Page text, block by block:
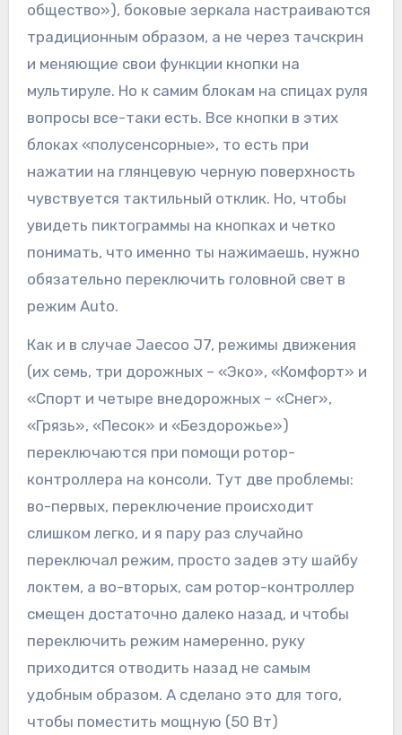
общество»), боковые зеркала настраиваются
традиционным образом, а не через тачскрин
и меняющие свои функции кнопки на
мультируле. Но к самим блокам на спицах руля
вопросы все-таки есть. Все кнопки в этих
блоках «полусенсорные», то есть при
нажатии на глянцевую черную поверхность
чувствуется тактильный отклик. Но, чтобы
увидеть пиктограммы на кнопках и четко
понимать, что именно ты нажимаешь, нужно
обязательно переключить головной свет в
режим Auto.
Как и в случае Jaecoo J7, режимы движения
(их семь, три дорожных – «Эко», «Комфорт» и
«Спорт и четыре внедорожных – «Снег»,
«Грязь», «Песок» и «Бездорожье»)
переключаются при помощи ротор-
контроллера на консоли. Тут две проблемы:
во-первых, переключение происходит
слишком легко, и я пару раз случайно
переключал режим, просто задев эту шайбу
локтем, а во-вторых, сам ротор-контроллер
смещен достаточно далеко назад, и чтобы
переключить режим намеренно, руку
приходится отводить назад не самым
удобным образом. А сделано это для того,
чтобы поместить мощную (50 Вт)